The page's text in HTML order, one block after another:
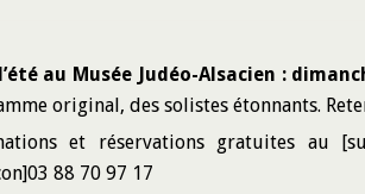
l’été au Musée Judéo-Alsacien :
original, des solistes étonnants.
et réservations gratuites au
88 70 97 17